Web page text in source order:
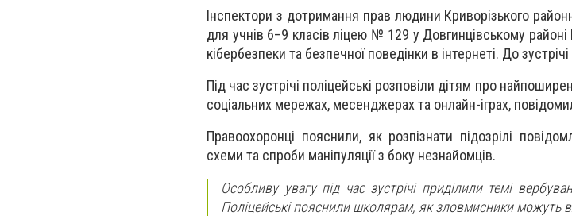
Інспектори з дотримання прав людини Криворізького
для учнів 6–9 класів ліцею № 129 у Довгинцівському
кібербезпеки та безпечної поведінки в інтернеті. До
Під час зустрічі поліцейські розповіли дітям про
соціальних мережах, месенджерах та онлайн-іграх,
Правоохоронці пояснили, як розпізнати підозрілі
схеми та спроби маніпуляції з боку незнайомців.
Особливу увагу під час зустрічі приділили темі
Поліцейські пояснили школярам, як зловмисники можуть